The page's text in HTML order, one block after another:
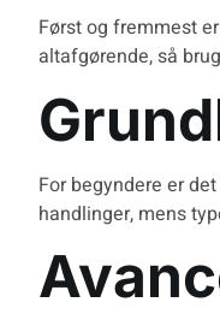
Først og fremmest
altafgørende, så
For begyndere er
handlinger, mens